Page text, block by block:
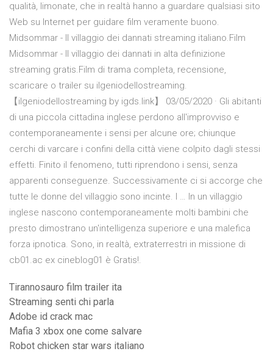
qualità, limonate, che in realtà hanno a guardare qualsiasi sito
Web su Internet per guidare film veramente buono.
Midsommar - Il villaggio dei dannati streaming italiano.Film
Midsommar - Il villaggio dei dannati in alta definizione
streaming gratis.Film di trama completa, recensione,
scaricare o trailer su ilgeniodellostreaming.
【ilgeniodellostreaming by igds.link】 03/05/2020 · Gli abitanti
di una piccola cittadina inglese perdono all'improvviso e
contemporaneamente i sensi per alcune ore; chiunque
cerchi di varcare i confini della città viene colpito dagli stessi
effetti. Finito il fenomeno, tutti riprendono i sensi, senza
apparenti conseguenze. Successivamente ci si accorge che
tutte le donne del villaggio sono incinte. I … In un villaggio
inglese nascono contemporaneamente molti bambini che
presto dimostrano un'intelligenza superiore e una malefica
forza ipnotica. Sono, in realtà, extraterrestri in missione di
cb01.ac ex cineblog01 è Gratis!.
Tirannosauro film trailer ita
Streaming senti chi parla
Adobe id crack mac
Mafia 3 xbox one come salvare
Robot chicken star wars italiano